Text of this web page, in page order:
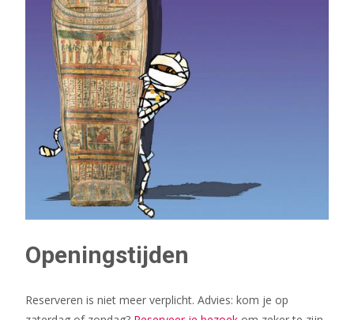
Openingstijden
Reserveren is niet meer verplicht. Advies: kom je op